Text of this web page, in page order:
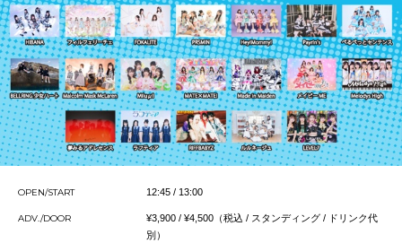
OPEN/START 12:45 / 13:00
ADV./DOOR
¥3,900 / ¥4,500（税込 / スタンディング / ドリンク代
別）